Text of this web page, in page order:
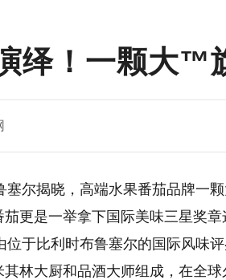
绎！一颗大™
塞尔揭晓，高端水果番茄品牌一
更是一举拿下国际美味三星奖章
于比利时布鲁塞尔的国际风味
林大厨和品酒大师组成，在全